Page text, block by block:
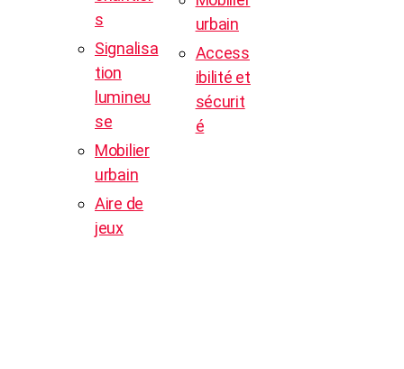
s
Signalisa
tion
lumineu
se
Mobilier
urbain
Aire de
jeux
urbain
Access
ibilité et
sécurit
é